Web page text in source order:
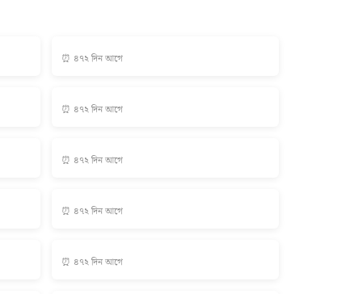
⏰ ৪৭২ দিন আগে
⏰ ৪৭২ দিন আগে
⏰ ৪৭২ দিন আগে
⏰ ৪৭২ দিন আগে
⏰ ৪৭২ দিন আগে